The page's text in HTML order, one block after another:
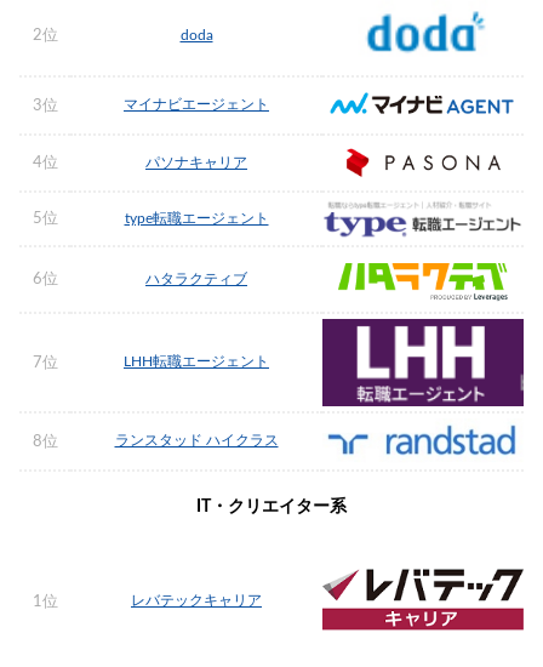
2位 doda
3位 マイナビエージェント
4位 パソナキャリア
5位 type転職エージェント
6位 ハタラクティブ
7位 LHH転職エージェント
8位 ランスタッド ハイクラス
IT・クリエイター系
1位 レバテックキャリア